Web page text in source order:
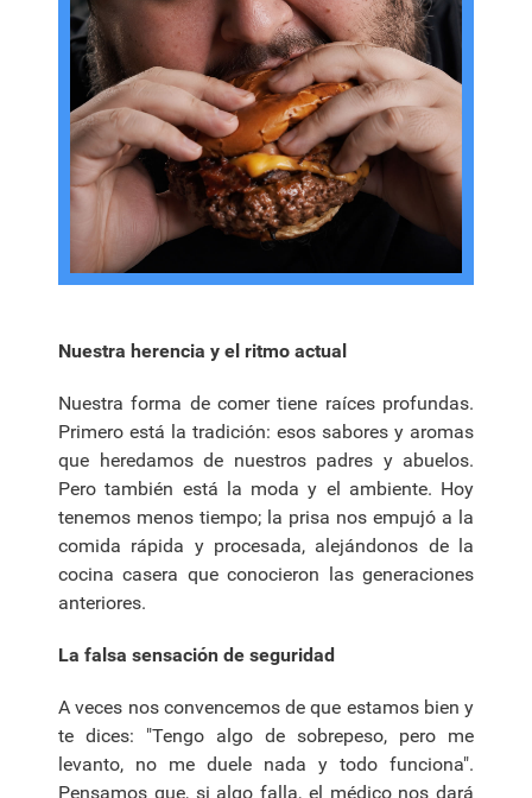
Nuestra herencia y el ritmo actual
Nuestra forma de comer tiene raíces profundas.
Primero está la tradición: esos sabores y aromas
que heredamos de nuestros padres y abuelos.
Pero también está la moda y el ambiente. Hoy
tenemos menos tiempo; la prisa nos empujó a la
comida rápida y procesada, alejándonos de la
cocina casera que conocieron las generaciones
anteriores.
La falsa sensación de seguridad
A veces nos convencemos de que estamos bien y
te dices: "Tengo algo de sobrepeso, pero me
levanto, no me duele nada y todo funciona".
Pensamos que, si algo falla, el médico nos dará